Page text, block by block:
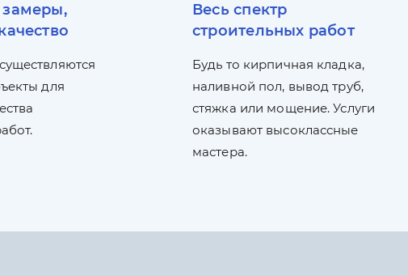
для
Весь спектр
строительных работ
Будь то кирпичная кладка,
наливной пол, вывод труб,
стяжка или мощение. Услуги
оказывают высоклассные
мастера.